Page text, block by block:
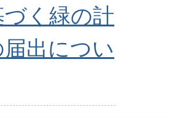
く緑の計
出につい